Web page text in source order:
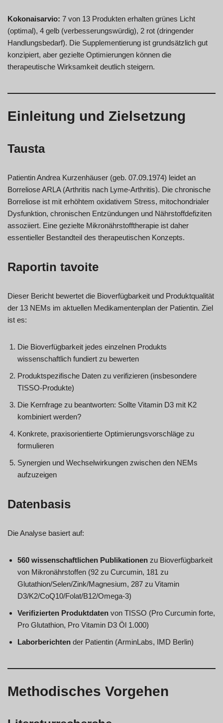
Kokonaisarvio: 7 von 13 Produkten erhalten grünes Licht
(optimal), 4 gelb (verbesserungswürdig), 2 rot (dringender
Handlungsbedarf). Die Supplementierung ist grundsätzlich gut
konzipiert, aber gezielte Optimierungen können die
therapeutische Wirksamkeit deutlich steigern.
Einleitung und Zielsetzung
Tausta
Patientin Andrea Kurzenhäuser (geb. 07.09.1974) leidet an
Borreliose ARLA (Arthritis nach Lyme-Arthritis). Die chronische
Borreliose ist mit erhöhtem oxidativem Stress, mitochondrialer
Dysfunktion, chronischen Entzündungen und Nährstoffdefiziten
assoziiert. Eine gezielte Mikronährstofftherapie ist daher
essentieller Bestandteil des therapeutischen Konzepts.
Raportin tavoite
Dieser Bericht bewertet die Bioverfügbarkeit und Produktqualität
der 13 NEMs im aktuellen Medikamentenplan der Patientin. Ziel
ist es:
Die Bioverfügbarkeit jedes einzelnen Produkts
wissenschaftlich fundiert zu bewerten
Produktspezifische Daten zu verifizieren (insbesondere
TISSO-Produkte)
Die Kernfrage zu beantworten: Sollte Vitamin D3 mit K2
kombiniert werden?
Konkrete, praxisorientierte Optimierungsvorschläge zu
formulieren
Synergien und Wechselwirkungen zwischen den NEMs
aufzuzeigen
Datenbasis
Die Analyse basiert auf:
560 wissenschaftlichen Publikationen zu Bioverfügbarkeit
von Mikronährstoffen (92 zu Curcumin, 181 zu
Glutathion/Selen/Zink/Magnesium, 287 zu Vitamin
D3/K2/CoQ10/Folat/B12/Omega-3)
Verifizierten Produktdaten von TISSO (Pro Curcumin forte,
Pro Glutathion, Pro Vitamin D3 Öl 1.000)
Laborberichten der Patientin (ArminLabs, IMD Berlin)
Methodisches Vorgehen